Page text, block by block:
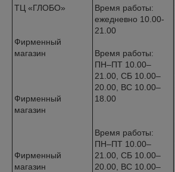
ТЦ «ГЛОБО»
Фирменный
магазин
Фирменный
магазин
Фирменный
магазин
Время работы:
ежедневно 10.00-
21.00
Время работы:
ПН–ПТ 10.00–
21.00, СБ 10.00–
20.00, ВС 10.00–
18.00
Время работы:
ПН–ПТ 10.00–
21.00, СБ 10.00–
20.00, ВС 10.00–